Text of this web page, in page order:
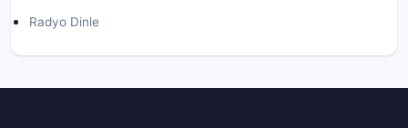
Radyo Dinle